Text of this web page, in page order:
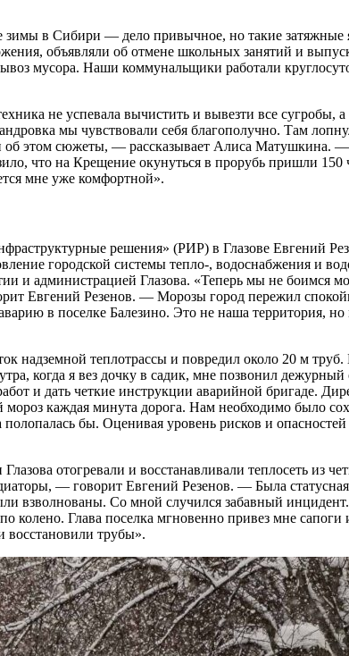
в Сибири — дело привычное, но такие
объявляли об отмене школьных занятий и
мусора. Наши коммунальщики работали
не успевала вычистить и вывезти все сугробы, а
мы чувствовали себя благополучно. Там
об этом сюжеты, — рассказывает Алиса Матушкина.
что на Крещение окунуться в прорубь пришли
мне уже комфортной».
решения» (РИР) в Глазове Евгений
городской системы тепло-, водоснабжения и
и администрацией Глазова. «Теперь мы не боимся
Евгений Резенов. — Морозы город пережил
в поселке Балезино. Это не наша территория,
надземной теплотрассы и повредил около 20 м труб.
когда я вез дочку в садик, мне позвонил
и дать четкие инструкции аварийной бригаде.
каждая минута дорога. Нам необходимо было
бы. Оценивая уровень рисков и
отогревали и восстанавливали теплосеть из
— говорит Евгений Резенов. — Была
взволнованы. Со мной случился забавный
колено. Глава поселка мгновенно привез мне
восстановили трубы».